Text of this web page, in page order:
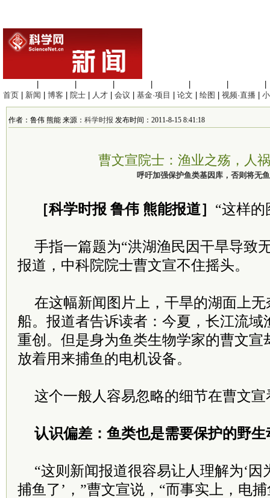
首页
新闻 博客 院士 人才 会议 基金·项目 论文 绘图 视频·直播
作者：鲁伟 熊能 来源： 科学时报 发布时间：2011-8-15 8:41:18
曹文宣院士：渔业之殇，人
呼吁加强保护鱼类基因库，否则将无
［科学时报 鲁伟 熊能报道］ “这样的
手指一篇题为“洪湖渔民因干旱导致
报道，中科院院士曹文宣不住摇头。
在这幅新闻图片上，干旱的湖面上
船。报道者告诉读者：今夏，长江流域
重创。但是身为鱼类生物学家的曹文宣
放着用来捕鱼的电机设备。
这个一般人容易忽略的细节在曹文
认识偏差：鱼类也是需要保护的野生
“这则新闻报道很容易让人理解为‘
捕鱼了’，”曹文宣说，“而事实上，电